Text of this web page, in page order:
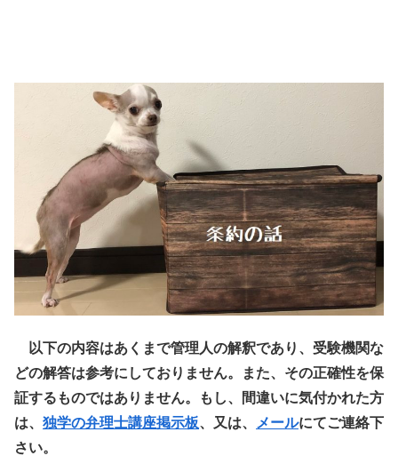
以下の内容はあくまで管理人の解釈であり、受験機関な
どの解答は参考にしておりません。また、その正確性を保
証するものではありません。もし、間違いに気付かれた方
は、 独学の弁理士講座掲示板、又は、 メールにてご連絡下
さい。